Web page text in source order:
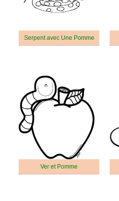
Serpent avec Une Pomme
Ver et Pomme